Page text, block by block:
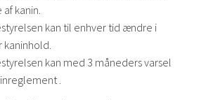
kanin.
kan til enhver tid ændre i
kaninhold.
kan med 3 måneders varsel
.